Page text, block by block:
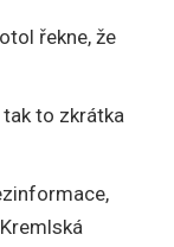
řekne, že
to zkrátka